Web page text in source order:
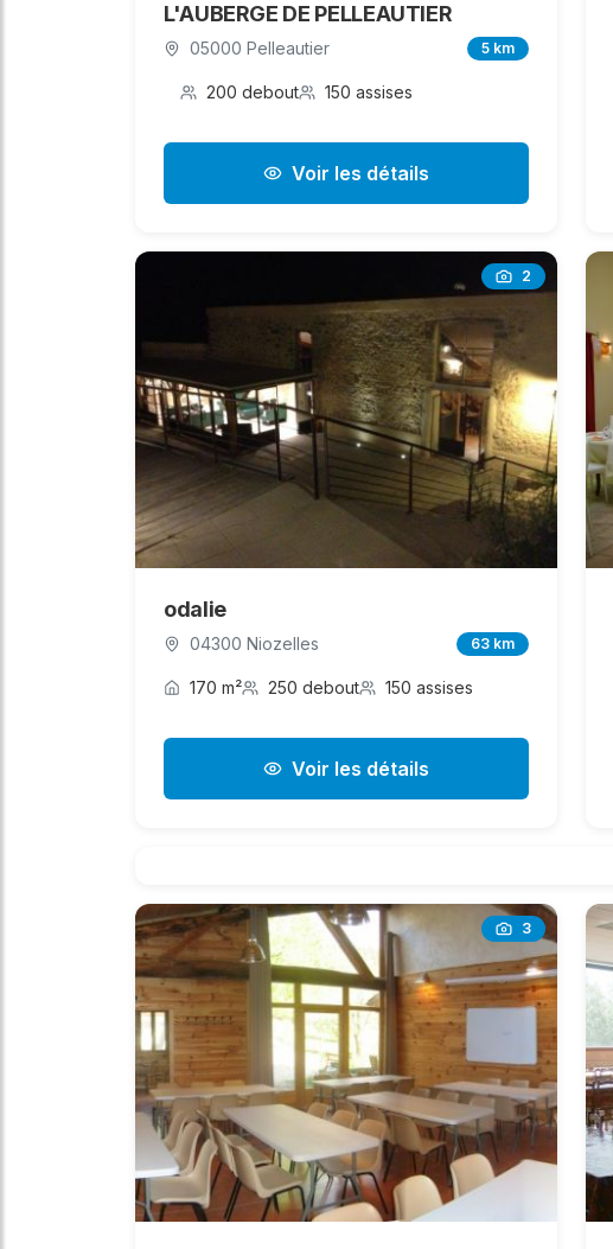
L'AUBERGE DE PELLEAUTIER
05000 Pelleautier 5 km
200 debout 150 assises
Voir les détails
2
odalie
04300 Niozelles 63 km
170 m² 250 debout 150 assises
Voir les détails
3